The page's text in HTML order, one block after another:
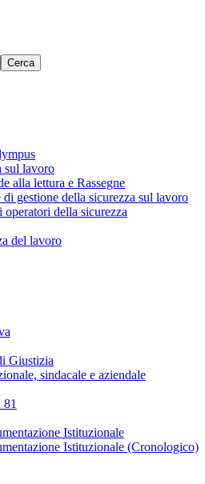
Cerca
sul lavoro
alla lettura e Rassegne
gestione della sicurezza sul lavoro
operatori della sicurezza
del lavoro
Giustizia
sindacale e aziendale
Istituzionale
Istituzionale (Cronologico)